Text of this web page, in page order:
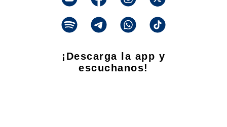
¡Descarga la app y
escuchanos!